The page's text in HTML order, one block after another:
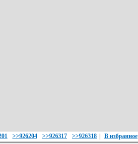
>>926204 >>926317 >>926318 В избранное